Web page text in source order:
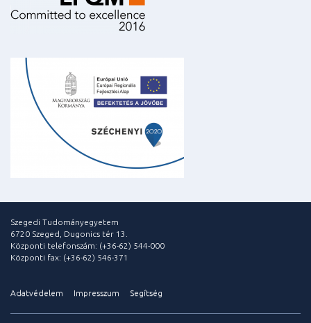
Szegedi Tudományegyetem
6720 Szeged, Dugonics tér 13.
Központi telefonszám: (+36-62) 544-000
Központi fax: (+36-62) 546-371
Adatvédelem Impresszum Segítség